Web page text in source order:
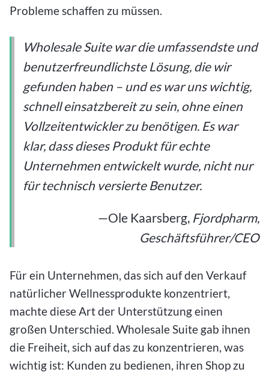
Probleme schaffen zu müssen.
Wholesale Suite war die umfassendste und
benutzerfreundlichste Lösung, die wir
gefunden haben – und es war uns wichtig,
schnell einsatzbereit zu sein, ohne einen
Vollzeitentwickler zu benötigen. Es war
klar, dass dieses Produkt für echte
Unternehmen entwickelt wurde, nicht nur
für technisch versierte Benutzer.
—Ole Kaarsberg, Fjordpharm,
Geschäftsführer/CEO
Für ein Unternehmen, das sich auf den Verkauf
natürlicher Wellnessprodukte konzentriert,
machte diese Art der Unterstützung einen
großen Unterschied. Wholesale Suite gab ihnen
die Freiheit, sich auf das zu konzentrieren, was
wichtig ist: Kunden zu bedienen, ihren Shop zu